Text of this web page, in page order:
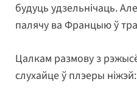
будуць удзельнічаць.
палячу ва Францыю ў
Цалкам размову з
слухайце ў плэеры ніжэй: